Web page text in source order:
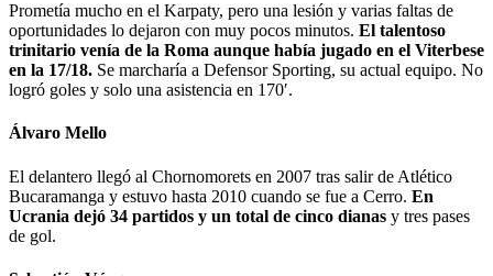
Prometía mucho en el Karpaty, pero una lesión y varias faltas de
oportunidades lo dejaron con muy pocos minutos. El talentoso
trinitario venía de la Roma aunque había jugado en el Viterbese
en la 17/18. Se marcharía a Defensor Sporting, su actual equipo. No
logró goles y solo una asistencia en 170′.
Álvaro Mello
El delantero llegó al Chornomorets en 2007 tras salir de Atlético
Bucaramanga y estuvo hasta 2010 cuando se fue a Cerro. En
Ucrania dejó 34 partidos y un total de cinco dianas y tres pases
de gol.